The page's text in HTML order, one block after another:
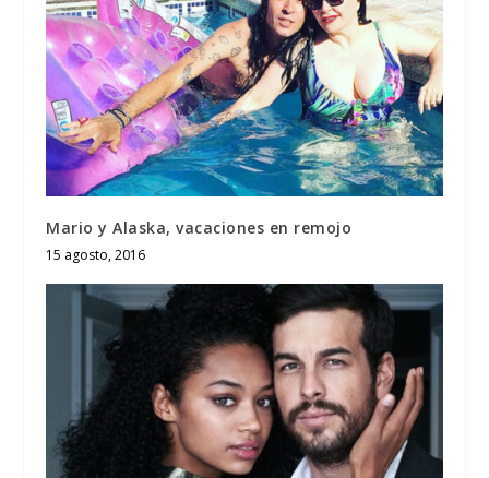
Mario y Alaska, vacaciones en remojo
15 agosto, 2016